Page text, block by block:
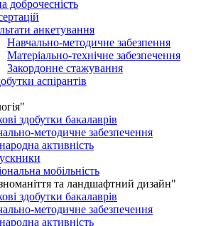
доброчесність
анкетування
Навчально-методичне забезпення
Матеріально-технічне забезпечення
Закордонне стажування
аспірантів
здобутки бакалаврів
методичне забезпечення
активність
мобільність
та ландшафтний дизайн"
здобутки бакалаврів
методичне забезпечення
активність